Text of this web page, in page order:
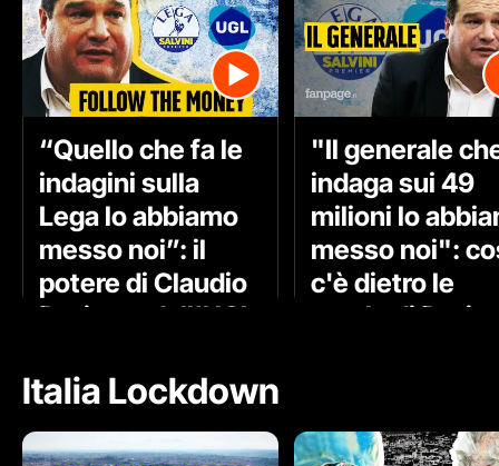
“Quello che fa le
indagini sulla
Lega lo abbiamo
messo noi”: il
potere di Claudio
Durigon, dall’UGL
"Il generale
indaga sui 49
milioni lo
messo noi":
c'è dietro le
parole di
Italia Lockdown